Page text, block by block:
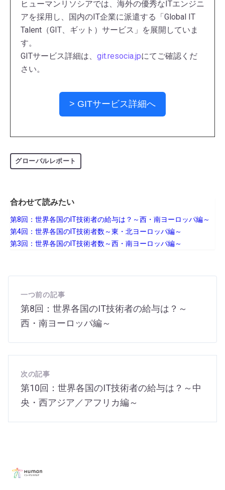
ヒューマンリソシアでは、海外の優秀なITエンジニ
アを採用し、国内のIT企業に派遣する「Global IT
Talent（GIT、ギット）サービス」を展開していま
す。
GITサービス詳細は、 git.resocia.jpにてご確認くだ
さい。
> GITサービス詳細へ
グローバルレポート
合わせて読みたい
第8回：世界各国のIT技術者の給与は？～西・南ヨーロッパ編～
第4回：世界各国のIT技術者数～東・北ヨーロッパ編～
第3回：世界各国のIT技術者数～西・南ヨーロッパ編～
一つ前の記事
第8回：世界各国のIT技術者の給与は？～
西・南ヨーロッパ編～
次の記事
第10回：世界各国のIT技術者の給与は？～中
央・西アジア／アフリカ編～